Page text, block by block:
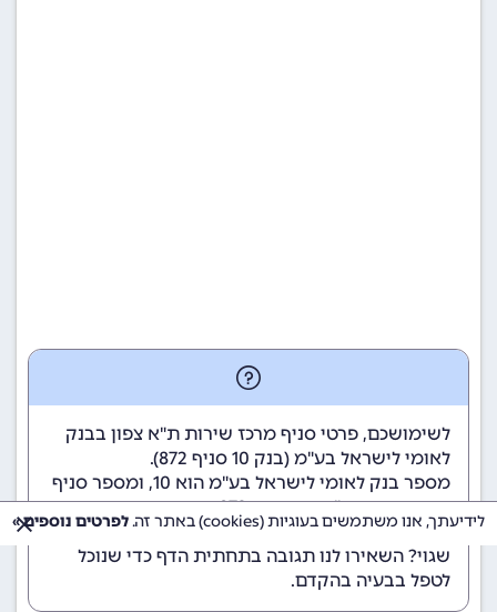
לשימושכם, פרטי סניף מרכז שירות ת"א צפון בבנק
לאומי לישראל בע"מ (בנק 10
סניף 872).
מספר בנק לאומי לישראל בע"מ הוא 10
, ומספר סניף
מרכז שירות ת"א צפון הוא 872.
הנתונים מתעדכנים באופן קבוע. נתקלתם במידע
שגוי? השאירו לנו תגובה בתחתית הדף כדי שנוכל
לטפל בבעיה בהקדם.
לידיעתך, אנו משתמשים בעוגיות (cookies) באתר זה. לפרטים נוספים »